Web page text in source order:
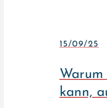
15/09/25
kann,